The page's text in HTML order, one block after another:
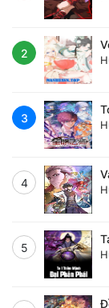
Truyện Sáng Tác
Trùng Sinh
Trọng sinh
Tu Tiên
Xuyên Không
Đô Thị
Tải
2
3
4
5